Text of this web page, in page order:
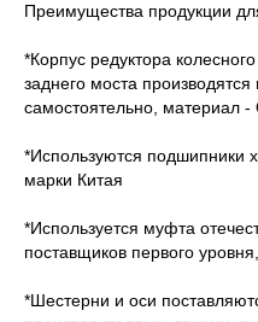
Преимущества продукции
*Корпус редуктора
заднего моста
самостоятельно, материал
*Используются подшипники
марки Китая
*Используется муфта
поставщиков первого
*Шестерни и оси